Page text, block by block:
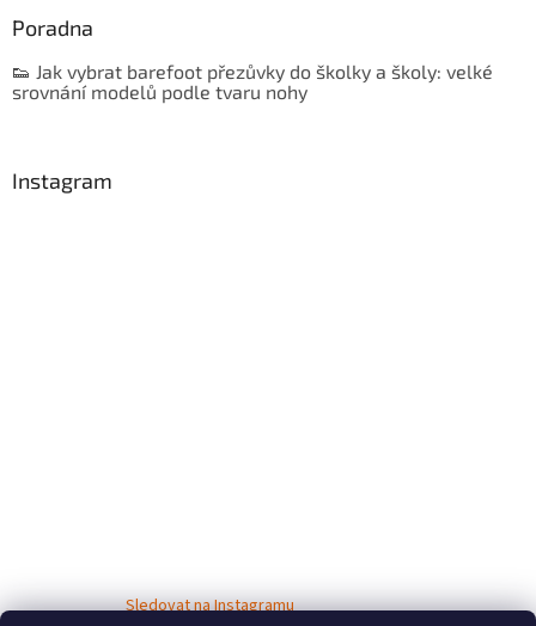
Poradna
👟 Jak vybrat barefoot přezůvky do školky a školy: velké
srovnání modelů podle tvaru nohy
Instagram
Sledovat na Instagramu